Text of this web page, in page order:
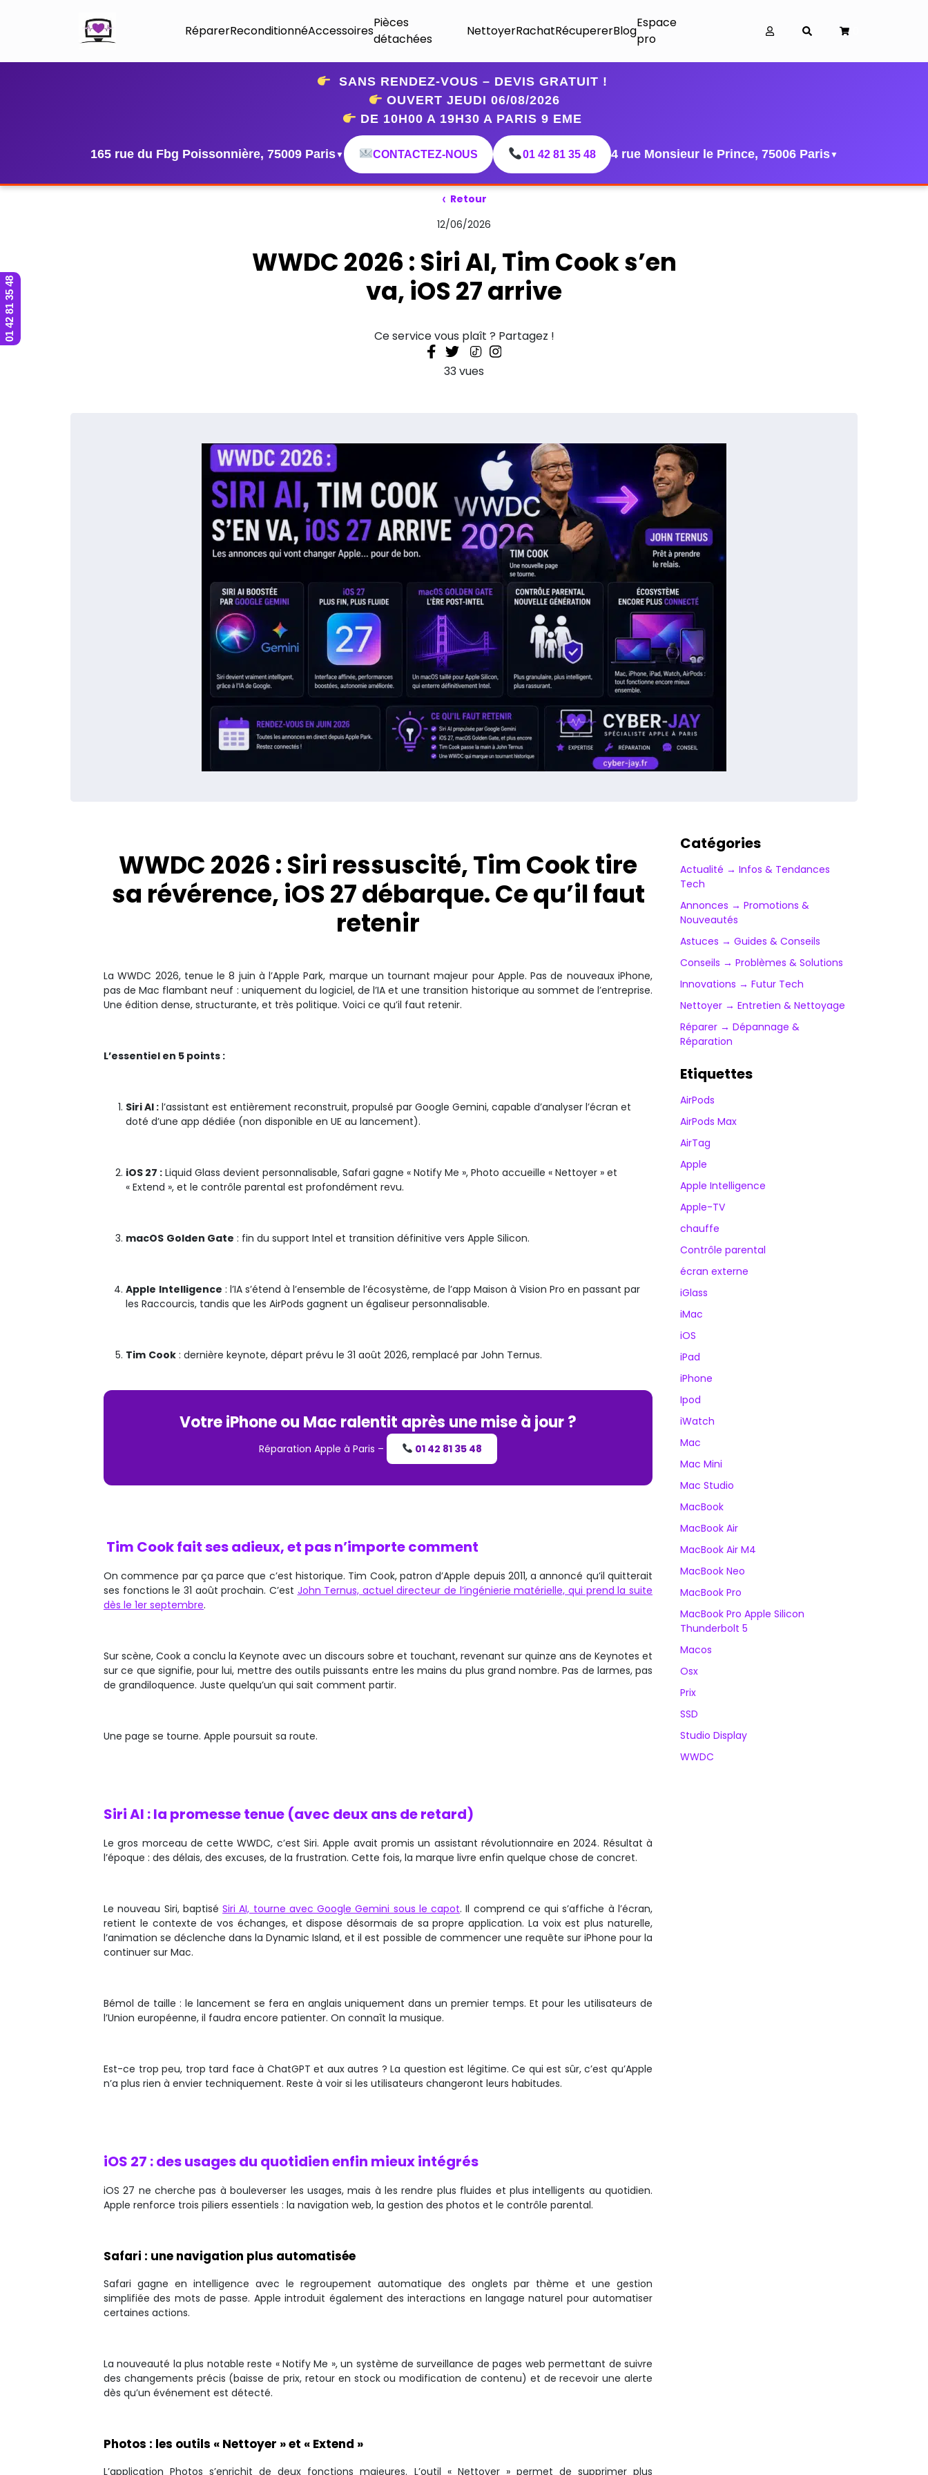
RéparerReconditionnéAccessoires
Pièces
détachées
NettoyerRachatRécupererBlog
Espace
pro
SANS RENDEZ-VOUS – DEVIS GRATUIT !
OUVERT JEUDI 06/08/2026
DE 10H00 A 19H30 A PARIS 9 EME
165 rue du Fbg Poissonnière, 75009 Paris▼ CONTACTEZ-NOUS 01 42 81 35 48 4 rue Monsieur le Prince, 75006 Paris▼
‹ Retour
12/06/2026
WWDC 2026 : Siri AI, Tim Cook s’en
va, iOS 27 arrive
Ce service vous plaît ? Partagez !
33 vues
WWDC 2026 : Siri ressuscité, Tim Cook tire
sa révérence, iOS 27 débarque. Ce qu’il faut
retenir
La WWDC 2026, tenue le 8 juin à l’Apple Park, marque un tournant majeur pour Apple. Pas de nouveaux iPhone,
pas de Mac flambant neuf : uniquement du logiciel, de l’IA et une transition historique au sommet de l’entreprise.
Une édition dense, structurante, et très politique. Voici ce qu’il faut retenir.
L’essentiel en 5 points :
Siri AI : l’assistant est entièrement reconstruit, propulsé par Google Gemini, capable d’analyser l’écran et
doté d’une app dédiée (non disponible en UE au lancement).
iOS 27 : Liquid Glass devient personnalisable, Safari gagne « Notify Me », Photo accueille « Nettoyer » et
« Extend », et le contrôle parental est profondément revu.
macOS Golden Gate : fin du support Intel et transition définitive vers Apple Silicon.
Apple Intelligence : l’IA s’étend à l’ensemble de l’écosystème, de l’app Maison à Vision Pro en passant par
les Raccourcis, tandis que les AirPods gagnent un égaliseur personnalisable.
Tim Cook : dernière keynote, départ prévu le 31 août 2026, remplacé par John Ternus.
Votre iPhone ou Mac ralentit après une mise à jour ?
Réparation Apple à Paris – 01 42 81 35 48
Tim Cook fait ses adieux, et pas n’importe comment
On commence par ça parce que c’est historique. Tim Cook, patron d’Apple depuis 2011, a annoncé qu’il quitterait
ses fonctions le 31 août prochain. C’est John Ternus, actuel directeur de l’ingénierie matérielle, qui prend la suite
dès le 1er septembre.
Sur scène, Cook a conclu la Keynote avec un discours sobre et touchant, revenant sur quinze ans de Keynotes et
sur ce que signifie, pour lui, mettre des outils puissants entre les mains du plus grand nombre. Pas de larmes, pas
de grandiloquence. Juste quelqu’un qui sait comment partir.
Une page se tourne. Apple poursuit sa route.
Siri AI : la promesse tenue (avec deux ans de retard)
Le gros morceau de cette WWDC, c’est Siri. Apple avait promis un assistant révolutionnaire en 2024. Résultat à
l’époque : des délais, des excuses, de la frustration. Cette fois, la marque livre enfin quelque chose de concret.
Le nouveau Siri, baptiséSiri AI, tourne avec Google Gemini sous le capot. Il comprend ce qui s’affiche à l’écran,
retient le contexte de vos échanges, et dispose désormais de sa propre application. La voix est plus naturelle,
l’animation se déclenche dans la Dynamic Island, et il est possible de commencer une requête sur iPhone pour la
continuer sur Mac.
Bémol de taille : le lancement se fera en anglais uniquement dans un premier temps. Et pour les utilisateurs de
l’Union européenne, il faudra encore patienter. On connaît la musique.
Est-ce trop peu, trop tard face à ChatGPT et aux autres ? La question est légitime. Ce qui est sûr, c’est qu’Apple
n’a plus rien à envier techniquement. Reste à voir si les utilisateurs changeront leurs habitudes.
iOS 27 : des usages du quotidien enfin mieux intégrés
iOS 27 ne cherche pas à bouleverser les usages, mais à les rendre plus fluides et plus intelligents au quotidien.
Apple renforce trois piliers essentiels : la navigation web, la gestion des photos et le contrôle parental.
Safari : une navigation plus automatisée
Safari gagne en intelligence avec le regroupement automatique des onglets par thème et une gestion
simplifiée des mots de passe. Apple introduit également des interactions en langage naturel pour automatiser
certaines actions.
La nouveauté la plus notable reste « Notify Me », un système de surveillance de pages web permettant de suivre
des changements précis (baisse de prix, retour en stock ou modification de contenu) et de recevoir une alerte
dès qu’un événement est détecté.
Photos : les outils « Nettoyer » et « Extend »
L’application Photos s’enrichit de deux fonctions majeures. L’outil « Nettoyer » permet de supprimer plus
Catégories
Actualité → Infos & Tendances
Tech
Annonces → Promotions &
Nouveautés
Astuces → Guides & Conseils
Conseils → Problèmes & Solutions
Innovations → Futur Tech
Nettoyer → Entretien & Nettoyage
Réparer → Dépannage &
Réparation
Etiquettes
AirPods
AirPods Max
AirTag
Apple
Apple Intelligence
Apple-TV
chauffe
Contrôle parental
écran externe
iGlass
iMac
iOS
iPad
iPhone
Ipod
iWatch
Mac
Mac Mini
Mac Studio
MacBook
MacBook Air
MacBook Air M4
MacBook Neo
MacBook Pro
MacBook Pro Apple Silicon
Thunderbolt 5
Macos
Osx
Prix
SSD
Studio Display
WWDC
01 42 81 35 48